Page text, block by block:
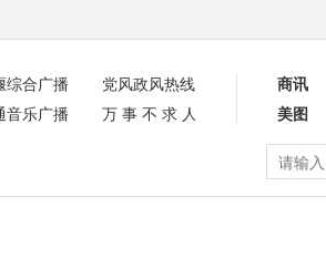
综合广播
党风政风热线
音乐广播 万事不求人
商讯
美图